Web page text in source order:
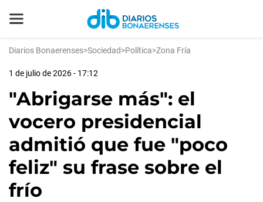
Diarios Bonaerenses>Sociedad>Política>Zona Fría
1 de julio de 2026 - 17:12
"Abrigarse más": el
vocero presidencial
admitió que fue "poco
feliz" su frase sobre el
frío